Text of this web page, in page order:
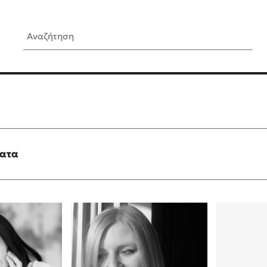
Αναζήτηση
είναι «το πρόβλημα»
αγνοείς
Τι είναι η
Δανάη Δεληγεώργη απαντά!
Συγχαρητήρια, Πέθανες!